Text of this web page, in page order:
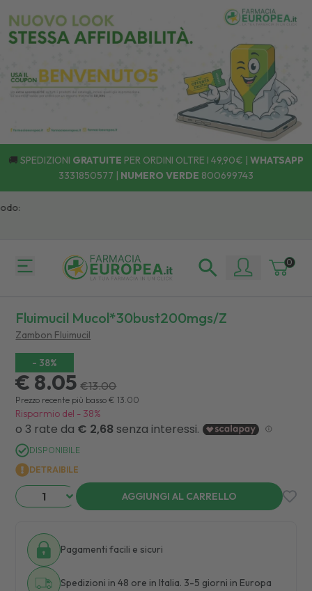
🚚 SPEDIZIONI GRATUITE PER ORDINI OLTRE I 49,90€ | WHATSAPP
3331850577 | NUMERO VERDE 800699743
0
Fluimucil Mucol*30bust200mgs/z
Zambon Fluimucil
- 38%
€ 8.05 €13.00
Prezzo recente più basso € 13.00
Risparmio del - 38%
DISPONIBILE
DETRAIBILE
AGGIUNGI AL CARRELLO
Pagamenti facili e sicuri
Spedizioni in 48 ore in Italia. 3-5 giorni in Europa